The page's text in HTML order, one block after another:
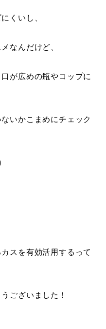
くいし、
なんだけど、
が広めの瓶やコップに
いかこまめにチェック
スを有効活用するって
ございました！